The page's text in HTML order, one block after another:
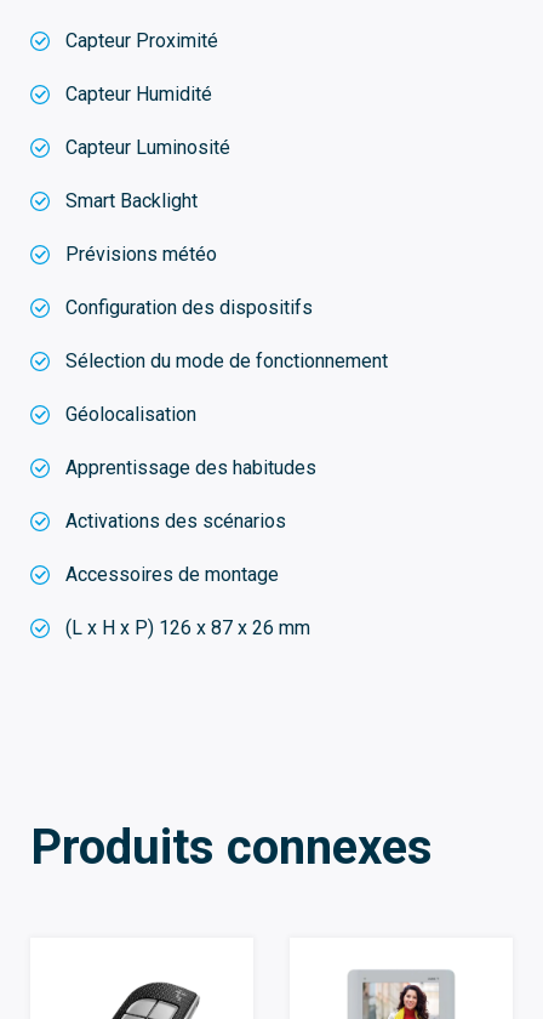
Capteur Proximité
Capteur Humidité
Capteur Luminosité
Smart Backlight
Prévisions météo
Configuration des dispositifs
Sélection du mode de fonctionnement
Géolocalisation
Apprentissage des habitudes
Activations des scénarios
Accessoires de montage
(L x H x P) 126 x 87 x 26 mm
Produits connexes